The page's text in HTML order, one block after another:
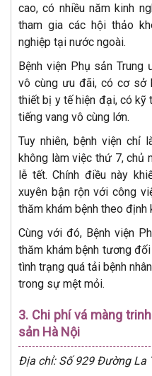
cao, có nhiều năm kinh
tham gia các hội thảo
nghiệp tại nước ngoài.
Bệnh viện Phụ sản
vô cùng ưu đãi, có cơ sở
thiết bị y tế hiện đại, có kỹ
tiếng vang vô cùng lớn.
Tuy nhiên, bệnh viện chỉ
không làm việc thứ 7, chủ
lễ tết. Chính điều này
xuyên bận rộn với công
thăm khám bệnh theo định
Cùng với đó, Bệnh viện
thăm khám bệnh tương
tình trạng quá tải bệnh
trong sự mệt mỏi.
3. Chi phí vá màng
sản Hà Nội
Địa chỉ: Số 929 Đường La